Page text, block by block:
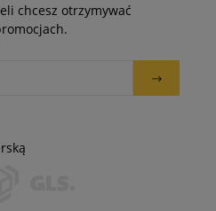
chcesz otrzymywać